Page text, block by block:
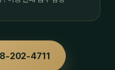
202-4711